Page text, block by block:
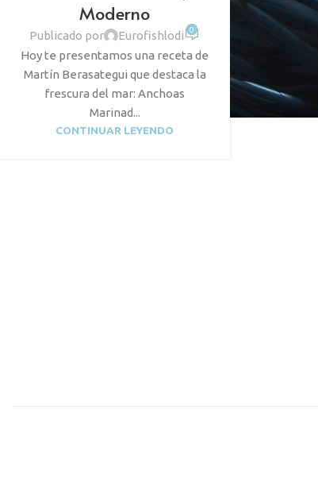
Moderno
Publicado por Eurofishlodi 0
Hoy te presentamos una receta de
Martín Berasategui que destaca la
frescura del mar: Anchoas
Marinad...
CONTINUAR LEYENDO